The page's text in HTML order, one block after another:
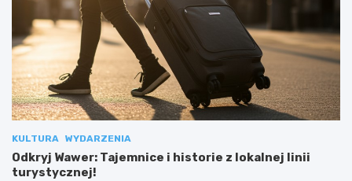
KULTURA WYDARZENIA
Odkryj Wawer: Tajemnice i historie z lokalnej linii
turystycznej!